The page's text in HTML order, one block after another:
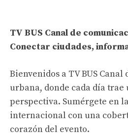
TV BUS Canal de
Conectar ciudades,
Bienvenidos a TV BUS
urbana, donde cada día trae
perspectiva. Sumérgete en
internacional con una
corazón del evento.